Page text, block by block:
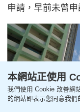
申請，早前未曾
本網站正使用
我們使用 Cookie 改善網
的網站即表示您同意我們